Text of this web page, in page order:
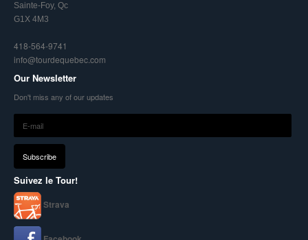
Sainte-Foy, Qc
G1X 4M3
418-564-9741
info@tourdequebec.com
Our Newsletter
Don't miss any of our updates
Suivez le Tour!
Strava